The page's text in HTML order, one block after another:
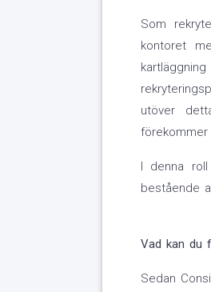
Som
kontoret
utöver
I denna
bestående
Vad kan du
Sedan